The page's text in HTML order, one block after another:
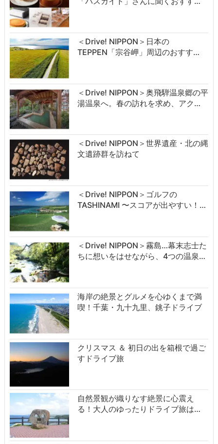
＜Drive! NIPPON＞日本の
TEPPEN「宗谷岬」周辺のおすす…
＜Drive! NIPPON＞奥飛騨温泉郷の平
湯温泉へ。春の訪れを求め、アク…
＜Drive! NIPPON＞世界遺産・北の縄
文遺跡群を訪ねて
＜Drive! NIPPON＞ゴルフの
TASHINAMI 〜スコアが出やすい！…
＜Drive! NIPPON＞霧島…幕末志士た
ちに想いをはせながら、4つの温泉…
海岸の絶景とグルメを心ゆくまで満
喫！千葉・九十九里、銚子ドライブ
クリスマス ＆ 初日の出を箱根で過ご
すドライブ旅
自然景観が織りなす絶景に心震え
る！大人のゆったりドライブ旅は…